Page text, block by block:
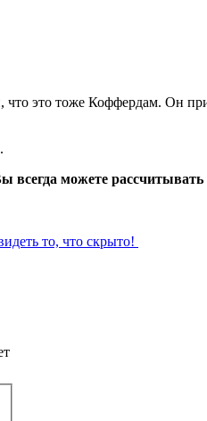
что это тоже Коффердам. Он
всегда можете рассчитывать
то, что скрыто!